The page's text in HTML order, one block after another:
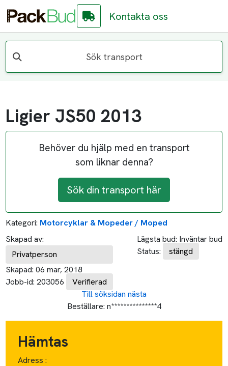
Kontakta oss
Sök transport
Ligier JS50 2013
Behöver du hjälp med en transport
som liknar denna?
Sök din transport här
Kategori: Motorcyklar & Mopeder / Moped
Skapad av:
Privatperson
Skapad: 06 mar, 2018
Jobb-id: 203056 Verifierad
Lägsta bud: Inväntar bud
Status:
stängd
Till söksidan nästa
Beställare: n***************4
Hämtas
Adress :